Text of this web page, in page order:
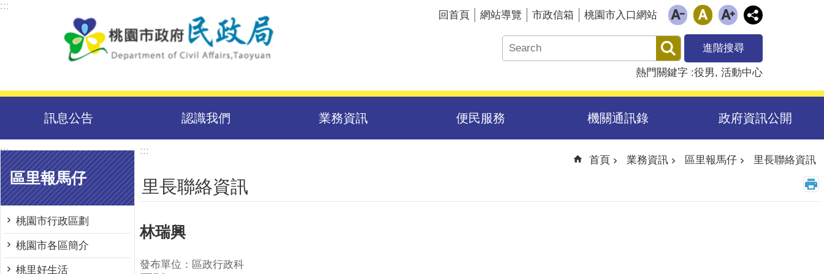
跳到主要內容區塊
:::
回首頁 網站導覽 市政信箱 桃園市入口網站
進階搜尋
熱門關鍵字 役男 活動中心
訊息公告 認識我們 業務資訊 便民服務 機關通訊錄 政府資訊公開
:::
區里報馬仔
桃園市行政區劃
桃園市各區簡介
桃里好生活
:::
首頁 業務資訊 區里報馬仔 里長聯絡資訊
里長聯絡資訊
林瑞興
發布單位：區政行政科